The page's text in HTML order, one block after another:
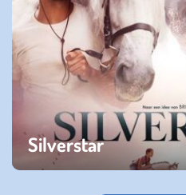
Silverstar